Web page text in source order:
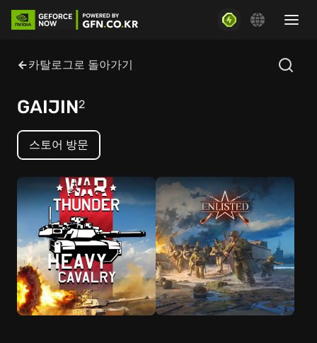
카탈로그로 돌아가기
GAIJIN2
스토어 방문